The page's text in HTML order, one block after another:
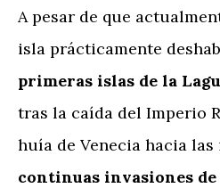
A pesar de que
isla prácticamente
primeras islas de la
tras la caída del Imperio
huía de Venecia hacia las
continuas invasiones de